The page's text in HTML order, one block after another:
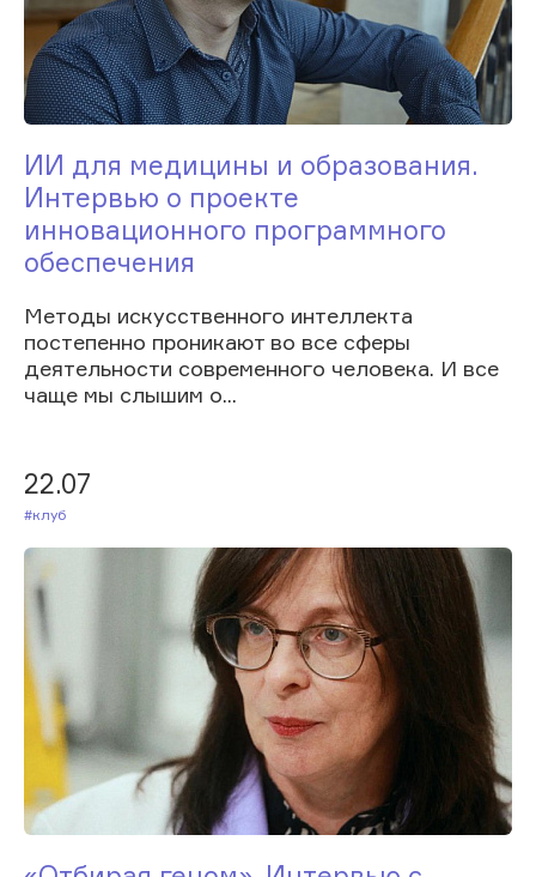
ИИ для медицины и образования.
Интервью о проекте
инновационного программного
обеспечения
Методы искусственного интеллекта
постепенно проникают во все сферы
деятельности современного человека. И все
чаще мы слышим о...
22.07
#Клуб